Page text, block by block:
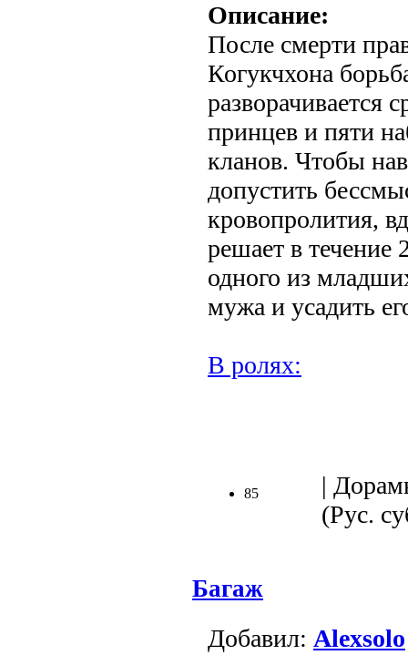
Описание:
После смерти
Когукчхона
разворачивается
принцев и пяти
кланов. Чтобы
допустить
кровопролития,
решает в течение
одного из
мужа и усадить
В ролях:
85
|
(Рус.
Багаж
Добавил: Alexsolo